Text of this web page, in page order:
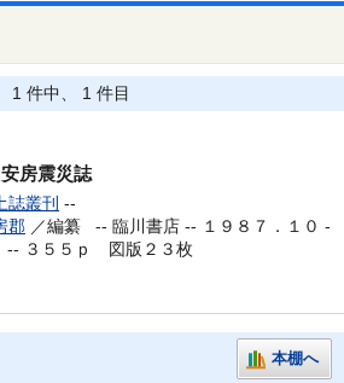
1 件中、 1 件目
安房震災誌
誌叢刊 --
郡 ／編纂 -- 臨川書店 -- １９８７．１０ -
-- ３５５ｐ 図版２３枚
本棚へ